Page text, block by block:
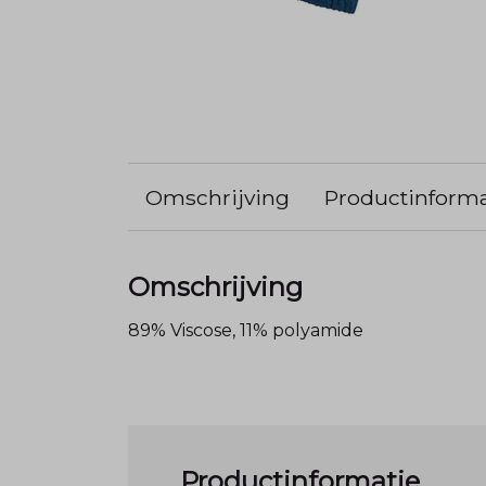
Omschrijving
Omschrijving
89% Viscose, 11% polyamide